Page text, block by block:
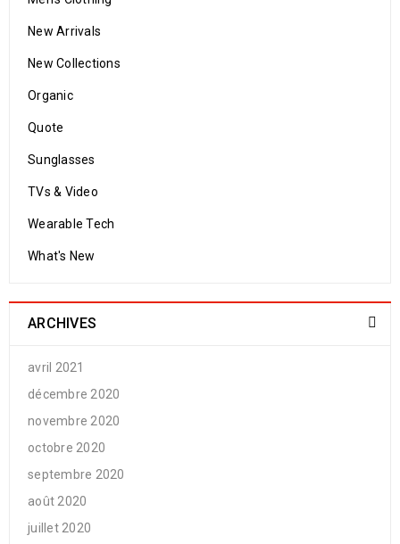
New Arrivals
New Collections
Organic
Quote
Sunglasses
TVs & Video
Wearable Tech
What's New
ARCHIVES
avril 2021
décembre 2020
novembre 2020
octobre 2020
septembre 2020
août 2020
juillet 2020